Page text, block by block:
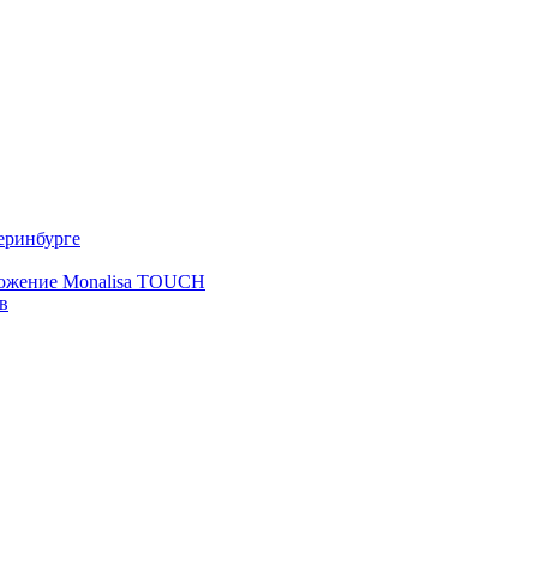
Monalisa TOUCH